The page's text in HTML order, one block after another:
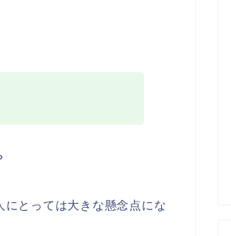
とっては大きな懸念点にな